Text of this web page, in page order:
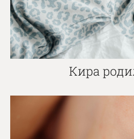
Кира